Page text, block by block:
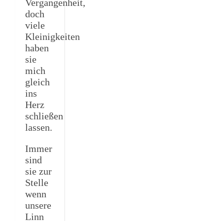
Vergangenheit,
doch
viele
Kleinigkeiten
haben
sie
mich
gleich
ins
Herz
schließen
lassen.
Immer
sind
sie zur
Stelle
wenn
unsere
Linn